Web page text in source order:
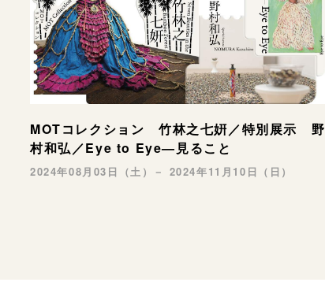
MOTコレクション 竹林之七姸／特別展示 野
村和弘／Eye to Eye—見ること
2024年08月03日（土）－ 2024年11月10日（日）